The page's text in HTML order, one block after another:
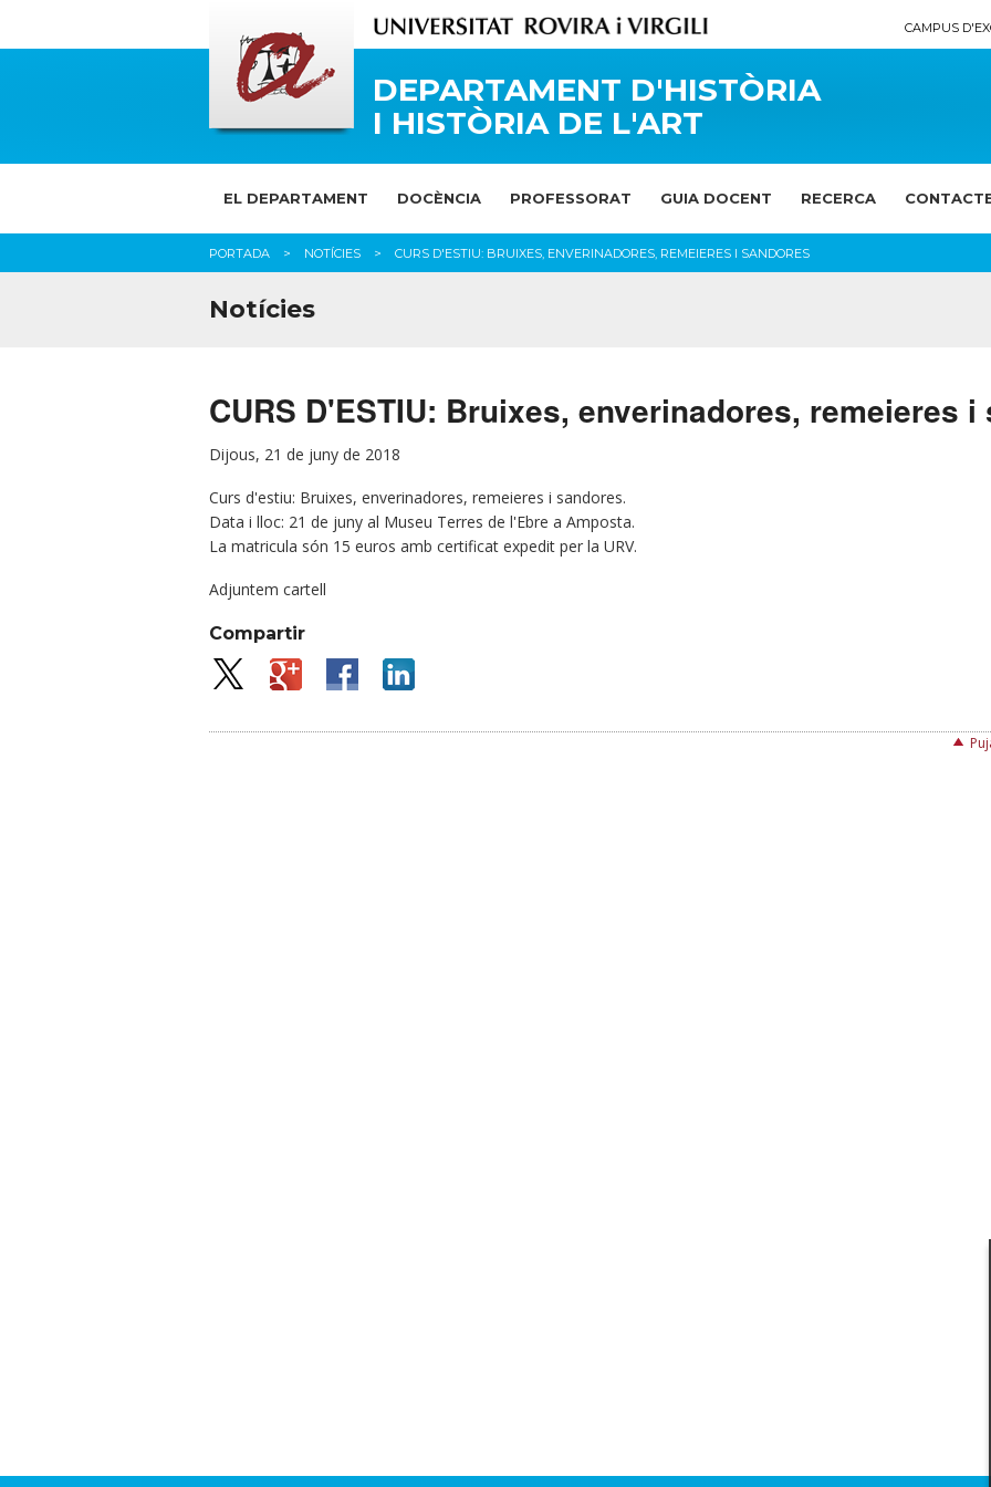
CAMPUS
DEPARTAMENT D'HISTÒRIA
I HISTÒRIA DE L'ART
EL DEPARTAMENT DOCÈNCIA PROFESSORAT GUIA DOCENT RECERCA
PORTADA NOTÍCIES CURS D'ESTIU: BRUIXES, ENVERINADORES, REMEIERES I SANDORES
Notícies
CURS D'ESTIU: Bruixes, enverinadores, remeieres
Dijous, 21 de juny de 2018
Curs d'estiu: Bruixes, enverinadores, remeieres i sandores.
Data i lloc: 21 de juny al Museu Terres de l'Ebre a Amposta.
La matricula són 15 euros amb certificat expedit per la URV.
Adjuntem cartell
Compartir